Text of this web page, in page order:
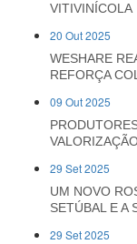
VITIVINÍCOLA
20 Out 2025
WESHARE
REFORÇA
09 Out 2025
29 Set 2025
UM NOVO
SETÚBAL E A
29 Set 2025